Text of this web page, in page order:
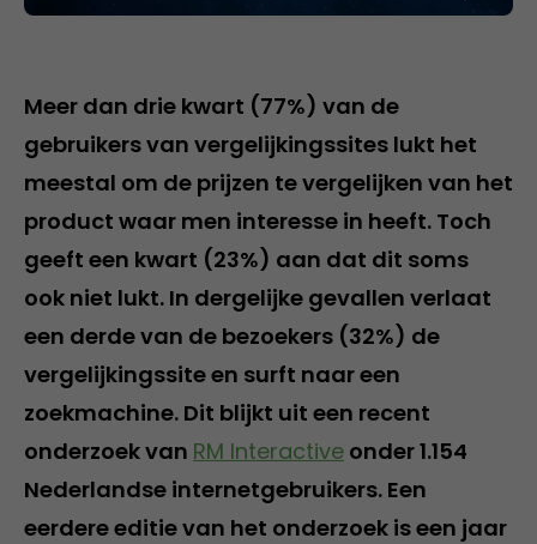
Meer dan drie kwart (77%) van de
gebruikers van vergelijkingssites lukt het
meestal om de prijzen te vergelijken van het
product waar men interesse in heeft. Toch
geeft een kwart (23%) aan dat dit soms
ook niet lukt. In dergelijke gevallen verlaat
een derde van de bezoekers (32%) de
vergelijkingssite en surft naar een
zoekmachine. Dit blijkt uit een recent
onderzoek van RM Interactive onder 1.154
Nederlandse internetgebruikers. Een
eerdere editie van het onderzoek is een jaar